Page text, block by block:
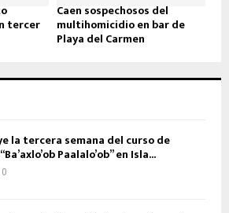
tercer
Caen sospechosos del
multihomicidio en bar de
Playa del Carmen
la tercera semana del curso de
Paalalo’ob” en Isla...
0